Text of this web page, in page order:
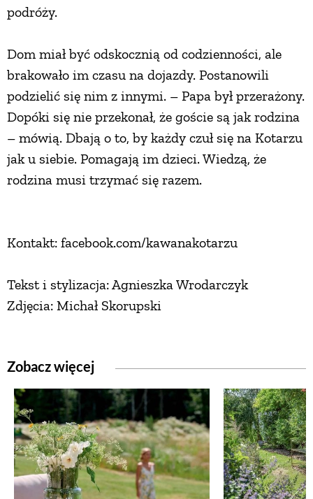
podróży.
Dom miał być odskocznią od codzienności, ale
brakowało im czasu na dojazdy. Postanowili
podzielić się nim z innymi. – Papa był przerażony.
Dopóki się nie przekonał, że goście są jak rodzina
– mówią. Dbają o to, by każdy czuł się na Kotarzu
jak u siebie. Pomagają im dzieci. Wiedzą, że
rodzina musi trzymać się razem.
Kontakt: facebook.com/kawanakotarzu
Tekst i stylizacja: Agnieszka Wrodarczyk
Zdjęcia: Michał Skorupski
Zobacz więcej